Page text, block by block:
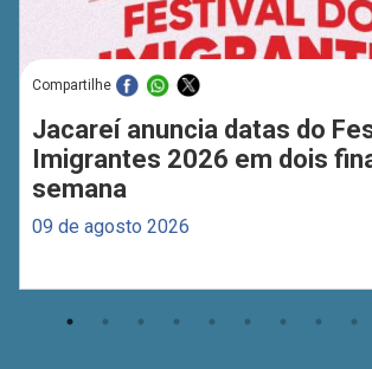
Compartilhe
Jacareí anuncia datas do
Imigrantes 2026 em dois
semana
09 de agosto 2026